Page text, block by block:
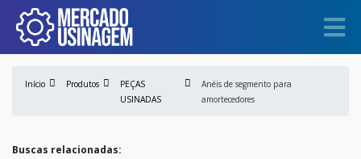
Início Produtos
PEÇAS
USINADAS
Anéis de segmento para
amortecedores
Buscas relacionadas: